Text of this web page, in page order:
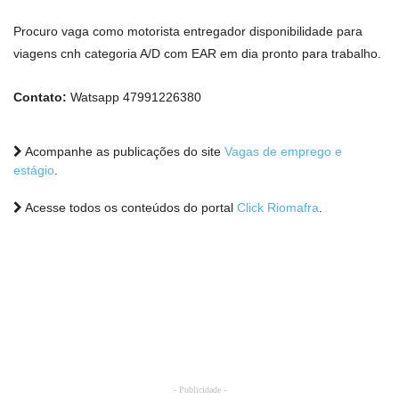
Procuro vaga como motorista entregador disponibilidade para
viagens cnh categoria A/D com EAR em dia pronto para trabalho.
Contato: Watsapp 47991226380
Acompanhe as publicações do site Vagas de emprego e
estágio
Acesse todos os conteúdos do portal Click Riomafra
- Publicidade -